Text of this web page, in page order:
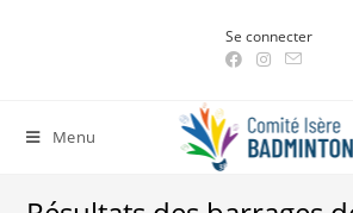
Se connecter
Menu